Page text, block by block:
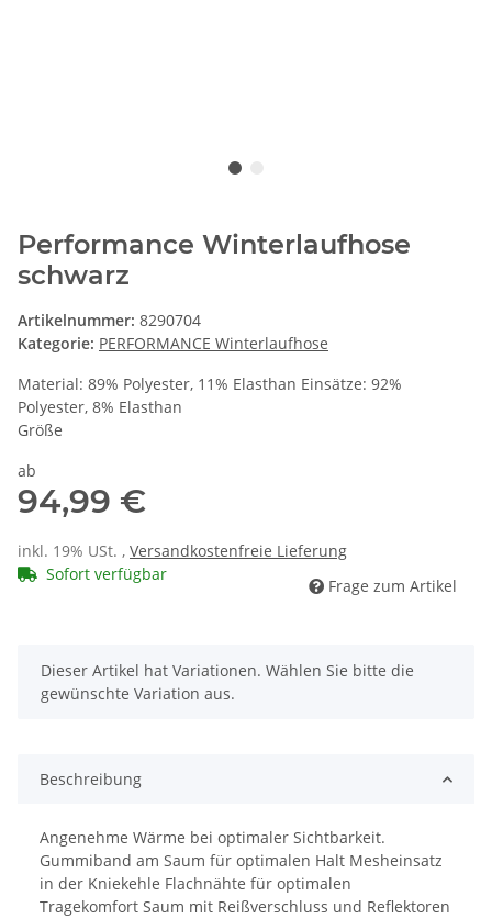
Performance Winterlaufhose
schwarz
Artikelnummer: 8290704
Kategorie: PERFORMANCE Winterlaufhose
Material: 89% Polyester, 11% Elasthan Einsätze: 92%
Polyester, 8% Elasthan
Größe
ab
94,99 €
inkl. 19% USt. , Versandkostenfreie Lieferung
Sofort verfügbar
Frage zum Artikel
x
Dieser Artikel hat Variationen. Wählen Sie bitte die
gewünschte Variation aus.
Beschreibung
Angenehme Wärme bei optimaler Sichtbarkeit.
Gummiband am Saum für optimalen Halt Mesheinsatz
in der Kniekehle Flachnähte für optimalen
Tragekomfort Saum mit Reißverschluss und Reflektoren